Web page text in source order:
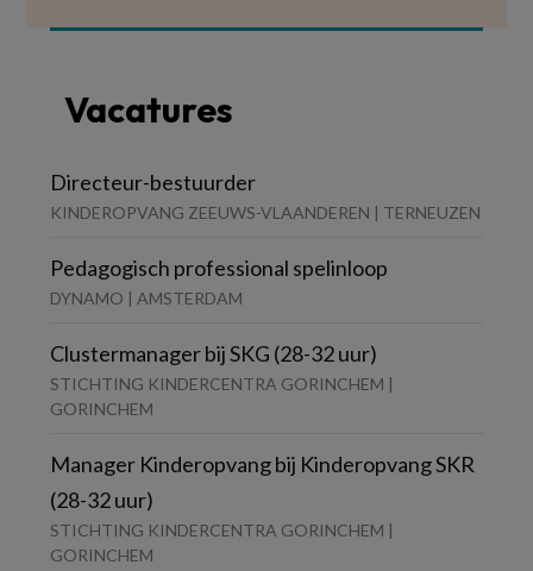
Vacatures
Directeur-bestuurder
KINDEROPVANG ZEEUWS-VLAANDEREN | TERNEUZEN
Pedagogisch professional spelinloop
DYNAMO | AMSTERDAM
Clustermanager bij SKG (28-32 uur)
STICHTING KINDERCENTRA GORINCHEM |
GORINCHEM
Manager Kinderopvang bij Kinderopvang SKR
(28-32 uur)
STICHTING KINDERCENTRA GORINCHEM |
GORINCHEM